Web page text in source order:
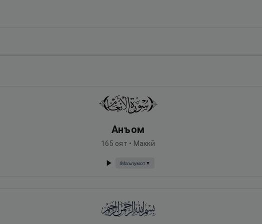
Анъом
165 оят • Маккӣ
ℹ️Маълумот▼